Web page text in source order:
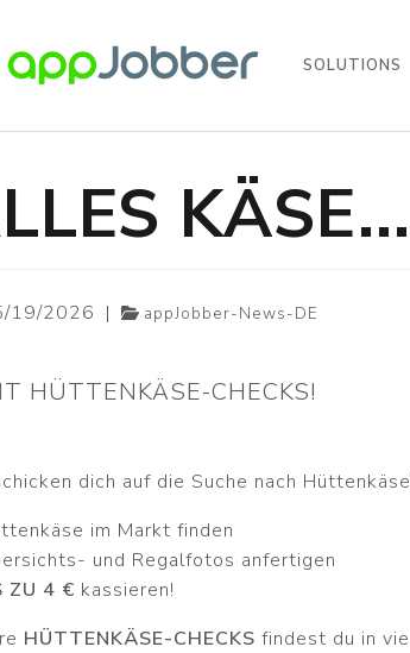
SOLUTIONS
KÄSE...
19/2026 | appJobber-News-DE
HÜTTENKÄSE-CHECKS!
dich auf die Suche nach
im Markt finden
und Regalfotos anfertigen
ZU 4 € kassieren!
HÜTTENKÄSE-CHECKS findest du in